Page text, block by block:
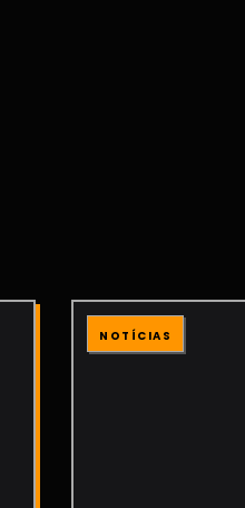
NOTÍCIAS